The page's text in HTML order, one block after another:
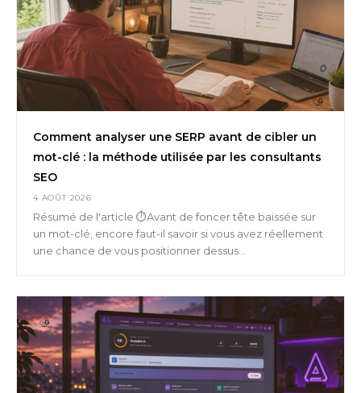
Comment analyser une SERP avant de cibler un
mot-clé : la méthode utilisée par les consultants
SEO
4 AOÛT 2026
Résumé de l'article ⏱️Avant de foncer tête baissée sur
un mot-clé, encore faut-il savoir si vous avez réellement
une chance de vous positionner dessus...